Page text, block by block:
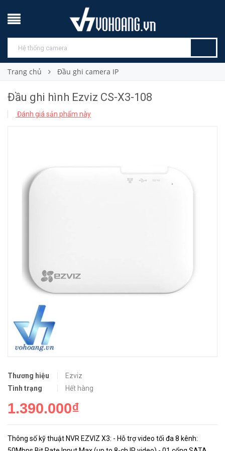
Trang chủ Đầu ghi camera IP
Đầu ghi hình Ezviz CS-X3-108
Đánh giá sản phẩm này
Thương hiệu
Ezviz
Tình trạng
Hết hàng
1.390.000₫
Thông số kỹ thuật NVR EZVIZ X3: - Hỗ trợ video tối đa 8 kênh: